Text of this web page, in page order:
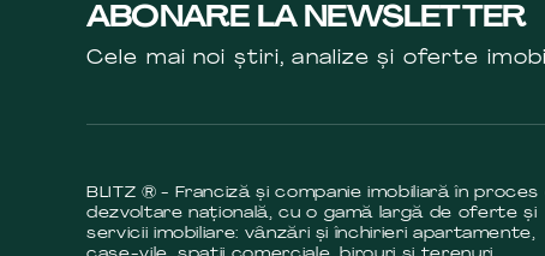
ABONARE LA NEWSLETTER
Cele mai noi știri, analize și oferte
BLITZ ® - Franciză și companie imobiliară în proces
dezvoltare națională, cu o gamă largă de oferte și
servicii imobiliare: vânzări și închirieri apartamente,